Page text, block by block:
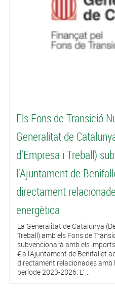
Els Fons de Transició
Generalitat de
d’Empresa i Treball)
l’Ajuntament de
directament
energètica
La Generalitat de Catalunya
Treball) amb els Fons de
subvencionarà amb els
€ a l'Ajuntament de Benifallet
directament relacionades amb
període 2023-2026. L’ ...